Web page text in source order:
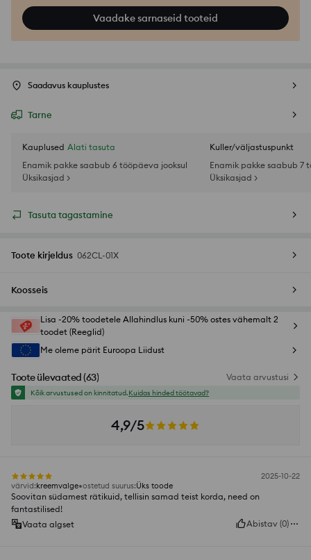
Vaadake sarnaseid tooteid
Saadavus kauplustes
Tarne
Kauplused Alati tasuta
Enamik pakke saabub 6 tööpäeva jooksul
Üksikasjad >
Kuller/väljastuspunkt
Enamik pakke saabub 7
Üksikasjad >
Tasuta tagastamine
Toote kirjeldus 062CL-01X
Koosseis
Lisa -20% toodetele Allahindlus kuni -50% ostes vähemalt 2
toodet (Reeglid)
Me oleme pärit Euroopa Liidust
Toote ülevaated (63) Vaata arvustusi
Kõik arvustused on kinnitatud.Kuidas hinded töötavad?
4,9/5
2025-10-22
värvid:kreemvalge ostetud suurus:Üks toode
Soovitan südamest rätikuid, tellisin samad teist korda, need on
fantastilised!
Vaata algset
Abistav (0)